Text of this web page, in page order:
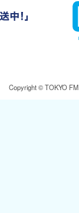
Copyright © TOKYO